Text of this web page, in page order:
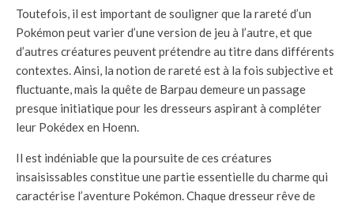
Toutefois, il est important de souligner que la rareté d’un
Pokémon peut varier d’une version de jeu à l’autre, et que
d’autres créatures peuvent prétendre au titre dans différents
contextes. Ainsi, la notion de rareté est à la fois subjective et
fluctuante, mais la quête de Barpau demeure un passage
presque initiatique pour les dresseurs aspirant à compléter
leur Pokédex en Hoenn.
Il est indéniable que la poursuite de ces créatures
insaisissables constitue une partie essentielle du charme qui
caractérise l’aventure Pokémon. Chaque dresseur rêve de